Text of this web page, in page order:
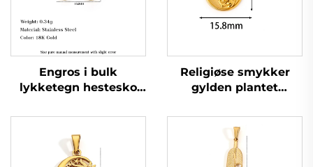
Engros i bulk
lykketegn hestesko
smykker
Religiøse smykker
gylden plantet
herrekæde hængelås